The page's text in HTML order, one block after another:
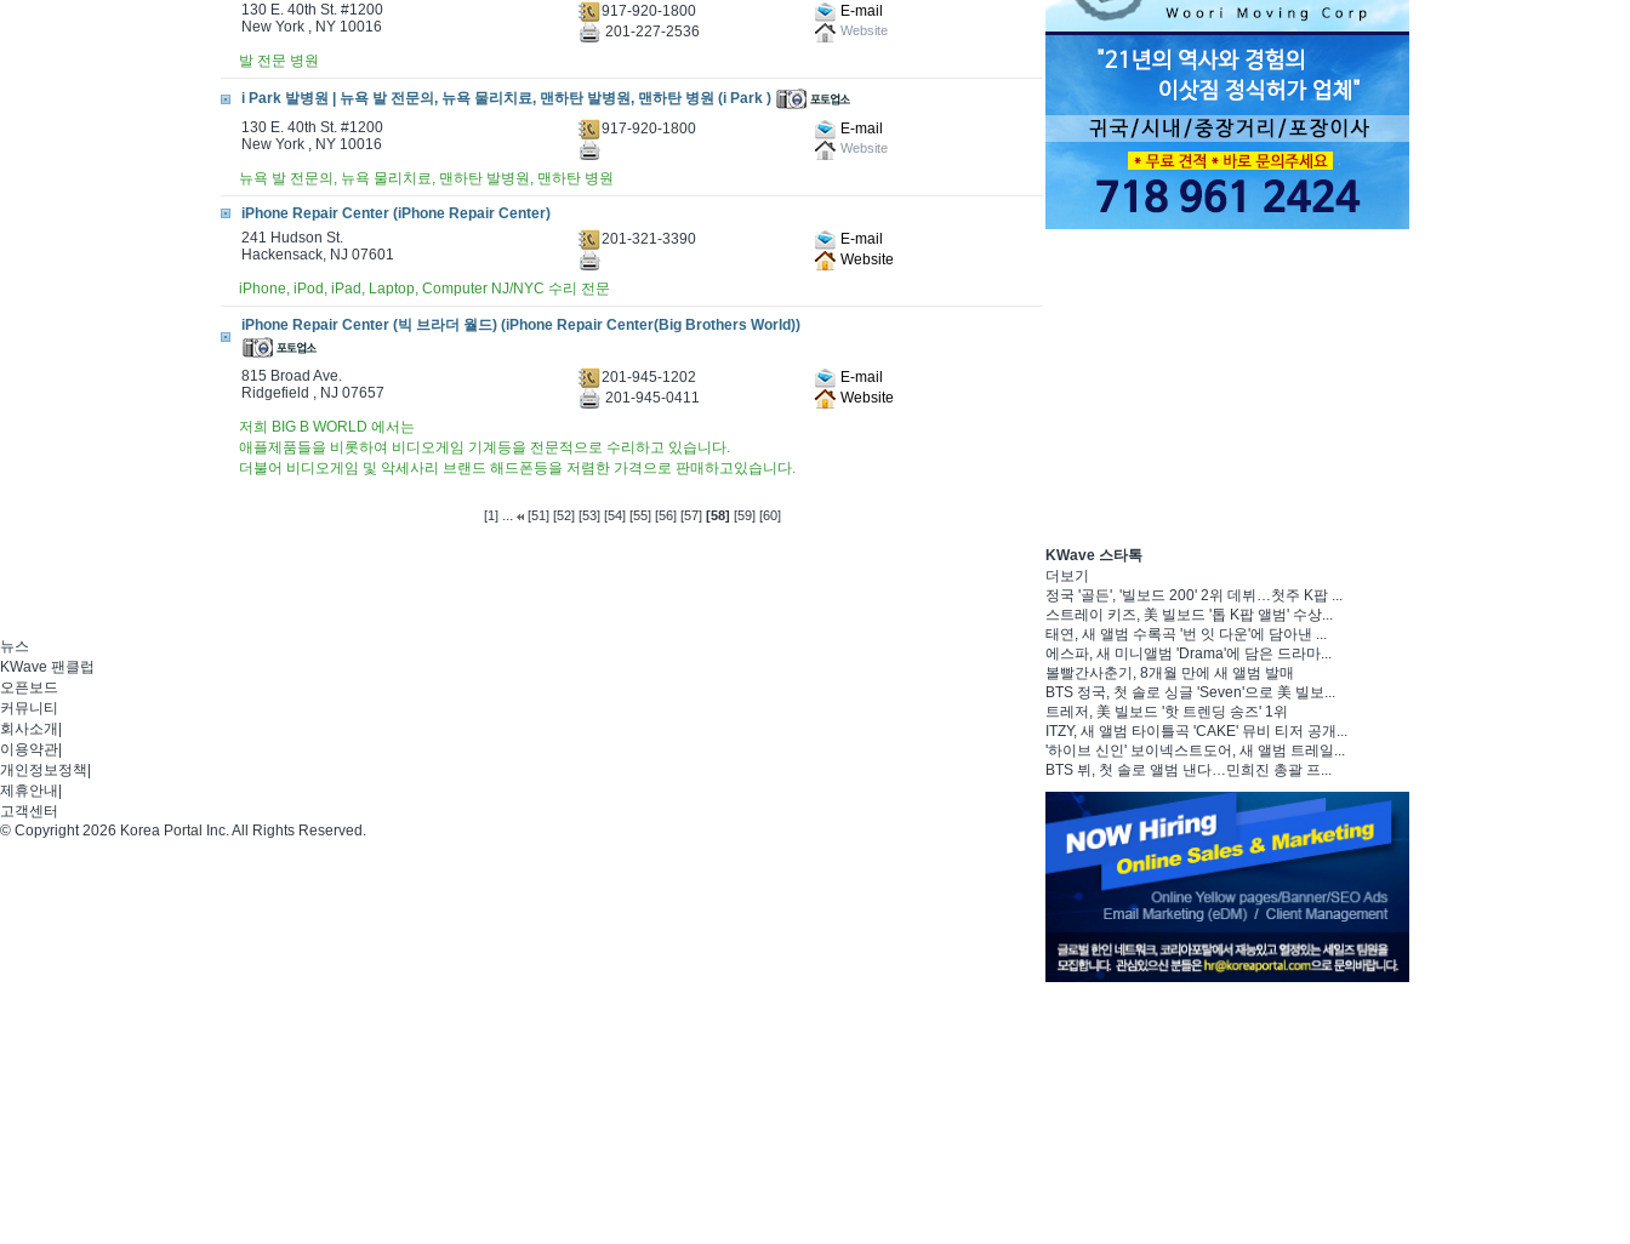
130 E. 40th St. #1200
New York , NY 10016
917-920-1800
E-mail
201-227-2536
Website
발 전문 병원
i Park 발병원 | 뉴욕 발 전문의, 뉴욕 물리치료, 맨하탄 발병원, 맨하탄 병원 (i Park )
130 E. 40th St. #1200
New York , NY 10016
917-920-1800 E-mail
Website
뉴욕 발 전문의, 뉴욕 물리치료, 맨하탄 발병원, 맨하탄 병원
iPhone Repair Center (iPhone Repair Center)
241 Hudson St.
Hackensack, NJ 07601
201-321-3390
E-mail
Website
iPhone, iPod, iPad, Laptop, Computer NJ/NYC 수리 전문
iPhone Repair Center (빅 브라더 월드) (iPhone Repair Center(Big Brothers World))
815 Broad Ave.
Ridgefield , NJ 07657
201-945-1202
E-mail
201-945-0411
Website
저희 BIG B WORLD 에서는
애플제품들을 비롯하여 비디오게임 기계등을 전문적으로 수리하고 있습니다.
더불어 비디오게임 및 악세사리 브랜드 해드폰등을 저렴한 가격으로 판매하고있습니다.
[1]... [51] [52] [53] [54] [55] [56] [57] [58] [59] [60]
KWave 스타톡
더보기
정국 '골든', '빌보드 200' 2위 데뷔…첫주 K팝 ...
스트레이 키즈, 美 빌보드 '톱 K팝 앨범' 수상...
태연, 새 앨범 수록곡 '번 잇 다운'에 담아낸 ...
에스파, 새 미니앨범 'Drama'에 담은 드라마...
볼빨간사춘기, 8개월 만에 새 앨범 발매
BTS 정국, 첫 솔로 싱글 'Seven'으로 美 빌보...
트레저, 美 빌보드 '핫 트렌딩 송즈' 1위
ITZY, 새 앨범 타이틀곡 'CAKE' 뮤비 티저 공개...
'하이브 신인' 보이넥스트도어, 새 앨범 트레일...
BTS 뷔, 첫 솔로 앨범 낸다…민희진 총괄 프...
뉴스
KWave 팬클럽
오픈보드
커뮤니티
회사소개
이용약관
개인정보정책
제휴안내
고객센터
© Copyright 2026 Korea Portal Inc. All Rights Reserved.